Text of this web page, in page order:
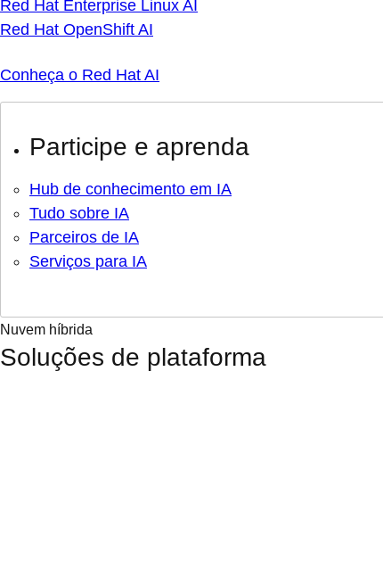
Red Hat Enterprise Linux AI
Red Hat OpenShift AI
Conheça o Red Hat AI
Participe e aprenda
Hub de conhecimento em IA
Tudo sobre IA
Parceiros de IA
Serviços para IA
Nuvem híbrida
Soluções de plataforma